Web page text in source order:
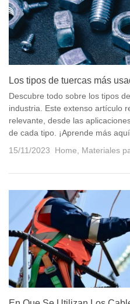
Los tipos de tuercas más
Descubre todo sobre los tipos
industria. Este extenso artículo
relevante, desde las
de cada tipo. ¡Aprende más
15/11/2023
Home Materiales